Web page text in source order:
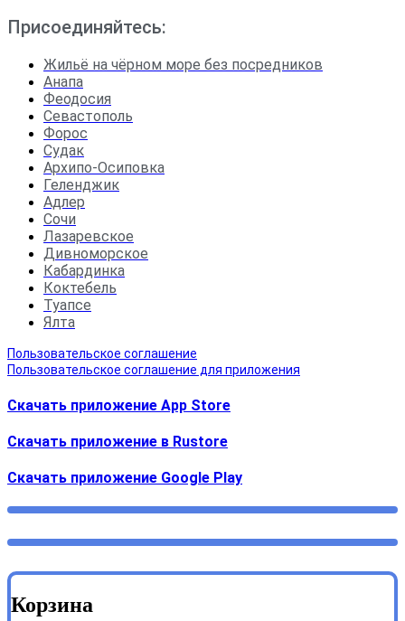
Присоединяйтесь:
Жильё на чёрном море без посредников
Анапа
Феодосия
Севастополь
Форос
Судак
Архипо-Осиповка
Геленджик
Адлер
Сочи
Лазаревское
Дивноморское
Кабардинка
Коктебель
Туапсе
Ялта
Пользовательское соглашение
Пользовательское соглашение для приложения
Скачать приложение App Store
Скачать приложение в Rustore
Cкачать приложение Google Play
Корзина